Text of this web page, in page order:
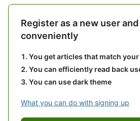
Register as a new user
conveniently
You get articles that match your
You can efficiently read back
You can use dark theme
What you can do with signing up